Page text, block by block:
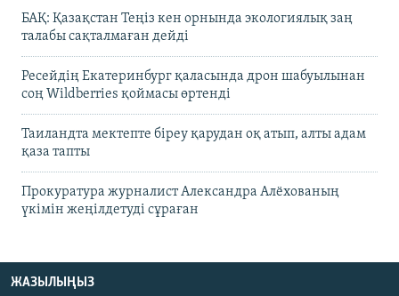
БАҚ: Қазақстан Теңіз кен орнында экологиялық заң
талабы сақталмаған дейді
Ресейдің Екатеринбург қаласында дрон шабуылынан
соң Wildberries қоймасы өртенді
Таиландта мектепте біреу қарудан оқ атып, алты адам
қаза тапты
Прокуратура журналист Александра Алёхованың
үкімін жеңілдетуді сұраған
ЖАЗЫЛЫҢЫЗ